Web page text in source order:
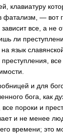
клавиатуру
фатализм, — вот
все, а не
ли
язык
и для
бога, как
пороки и
и не менее
времени; это